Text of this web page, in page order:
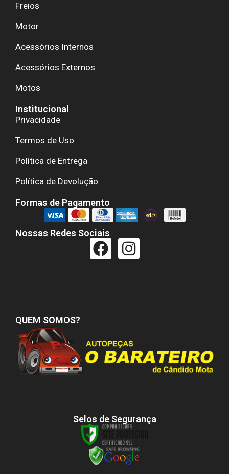
Freios
Motor
Acessórios Internos
Acessórios Externos
Motos
Institucional
Privacidade
Termos de Uso
Política de Entrega
Política de Devolução
Formas de Pagamento
Nossas Redes Sociais
QUEM SOMOS?
Selos de Segurança